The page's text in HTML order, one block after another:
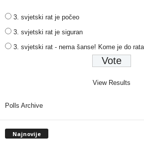
3. svjetski rat je počeo
3. svjetski rat je siguran
3. svjetski rat - nema šanse! Kome je do
View Results
Polls Archive
Najnovije